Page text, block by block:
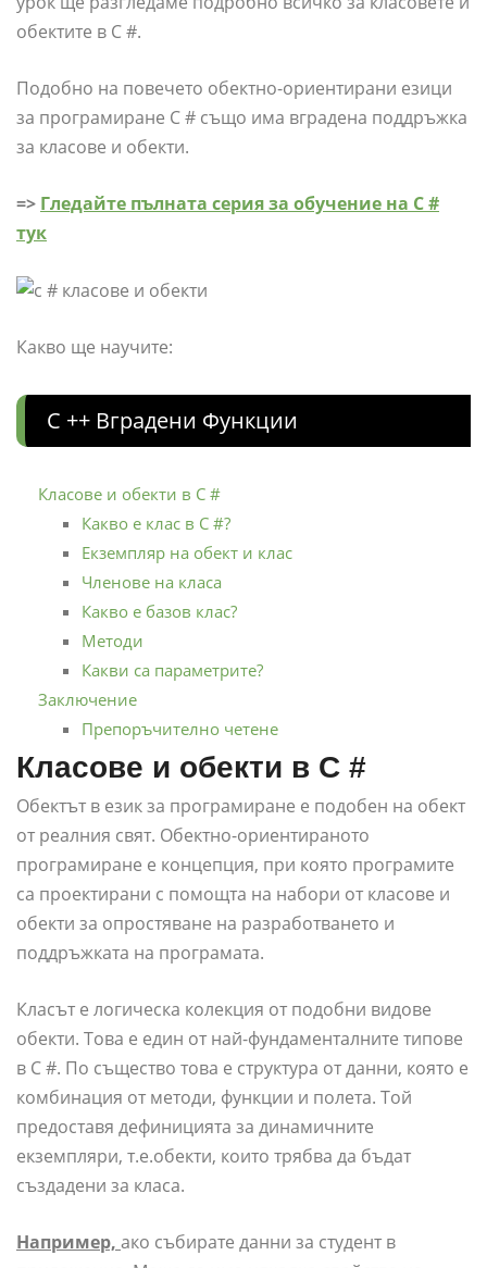
обектите в C #.
Подобно на повечето обектно-ориентирани езици
за програмиране C # също има вградена поддръжка
за класове и обекти.
=> Гледайте пълната серия за обучение на C #
тук
Какво ще научите:
C ++ Вградени Функции
Класове и обекти в C #
Какво е клас в C #?
Екземпляр на обект и клас
Членове на класа
Какво е базов клас?
Методи
Какви са параметрите?
Заключение
Препоръчително четене
Класове и обекти в C #
Обектът в език за програмиране е подобен на обект
от реалния свят. Обектно-ориентираното
програмиране е концепция, при която програмите
са проектирани с помощта на набори от класове и
обекти за опростяване на разработването и
поддръжката на програмата.
Класът е логическа колекция от подобни видове
обекти. Това е един от най-фундаменталните типове
в C #. По същество това е структура от данни, която е
комбинация от методи, функции и полета. Той
предоставя дефиницията за динамичните
екземпляри, т.е.обекти, които трябва да бъдат
създадени за класа.
Например, ако събирате данни за студент в